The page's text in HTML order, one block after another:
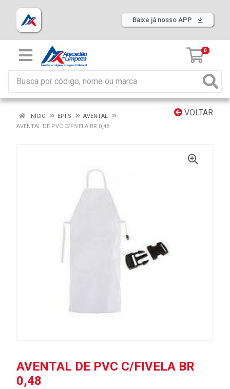
Baixe já nosso APP
0
VOLTAR
INÍCIO EPI'S
AVENTAL
AVENTAL DE PVC C/FIVELA BR 0,48
AVENTAL DE PVC C/FIVELA BR
0,48